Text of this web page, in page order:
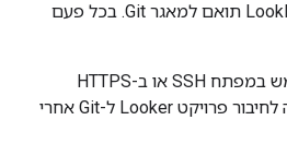
‫Looker משתמש ב-Git כדי לתעד שינויים ולנהל גרסאות של קבצים. כל פרויקט של LookML תואם למאגר Git. בכל פעם
כדי לנהל קובץ מקור של LookML, אפשר להגדיר את Looker עם כל ספק Git שמשתמש במפתח SSH או ב-HTTPS